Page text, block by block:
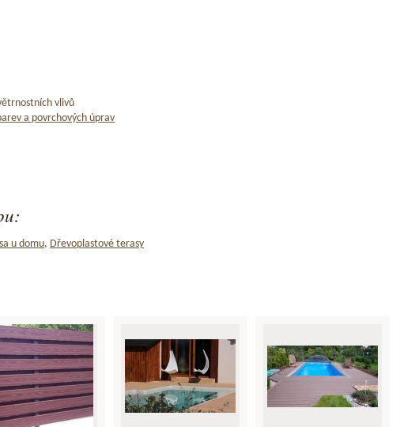
vlivů
a povrchových úprav
u domu, Dřevoplastové terasy